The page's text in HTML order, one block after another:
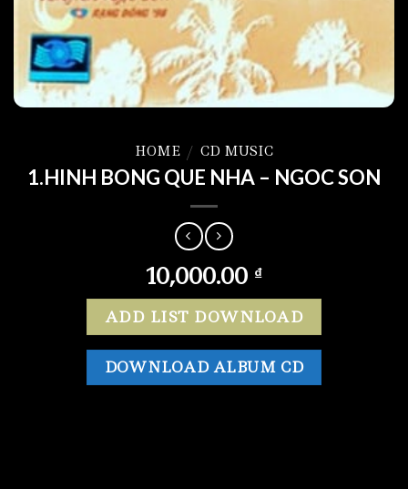
HOME / CD MUSIC
1.HINH BONG QUE NHA – NGOC SON
10,000.00 ₫
ADD LIST DOWNLOAD
DOWNLOAD ALBUM CD